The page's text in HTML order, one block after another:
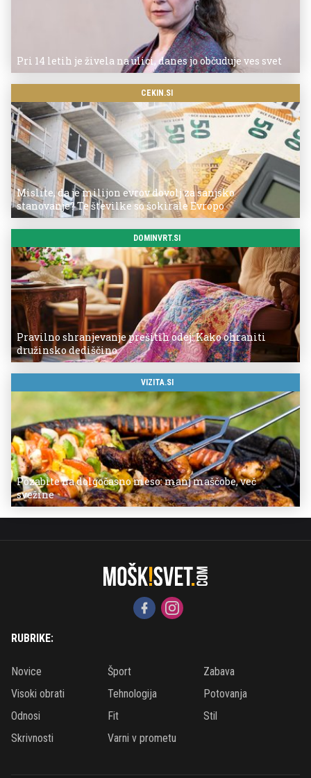
Pri 14 letih je živela na ulici, danes jo občuduje ves svet
CEKIN.SI
Mislite, da je milijon evrov dovolj za sanjsko
stanovanje? Te številke so šokirale Evropo
DOMINVRT.SI
Pravilno shranjevanje prešitih odej: Kako ohraniti
družinsko dediščino
VIZITA.SI
Pozabite na dolgočasno meso: manj maščobe, več
svežine
RUBRIKE:
Novice Šport
Zabava
Visoki obrati
Tehnologija
Potovanja
Odnosi
Fit
Stil
Skrivnosti
Varni v prometu